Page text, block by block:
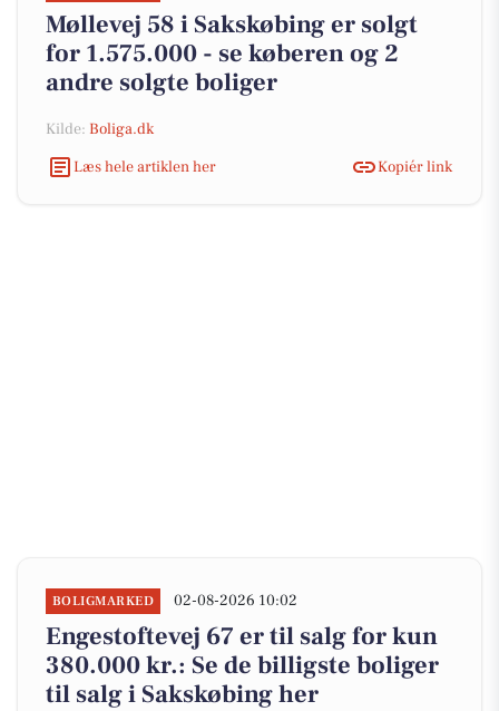
Møllevej 58 i Sakskøbing er solgt
for 1.575.000 - se køberen og 2
andre solgte boliger
Kilde: Boliga.dk
Læs hele artiklen her
Kopiér link
BOLIGMARKED 02-08-2026 10:02
Engestoftevej 67 er til salg for kun
380.000 kr.: Se de billigste boliger
til salg i Sakskøbing her